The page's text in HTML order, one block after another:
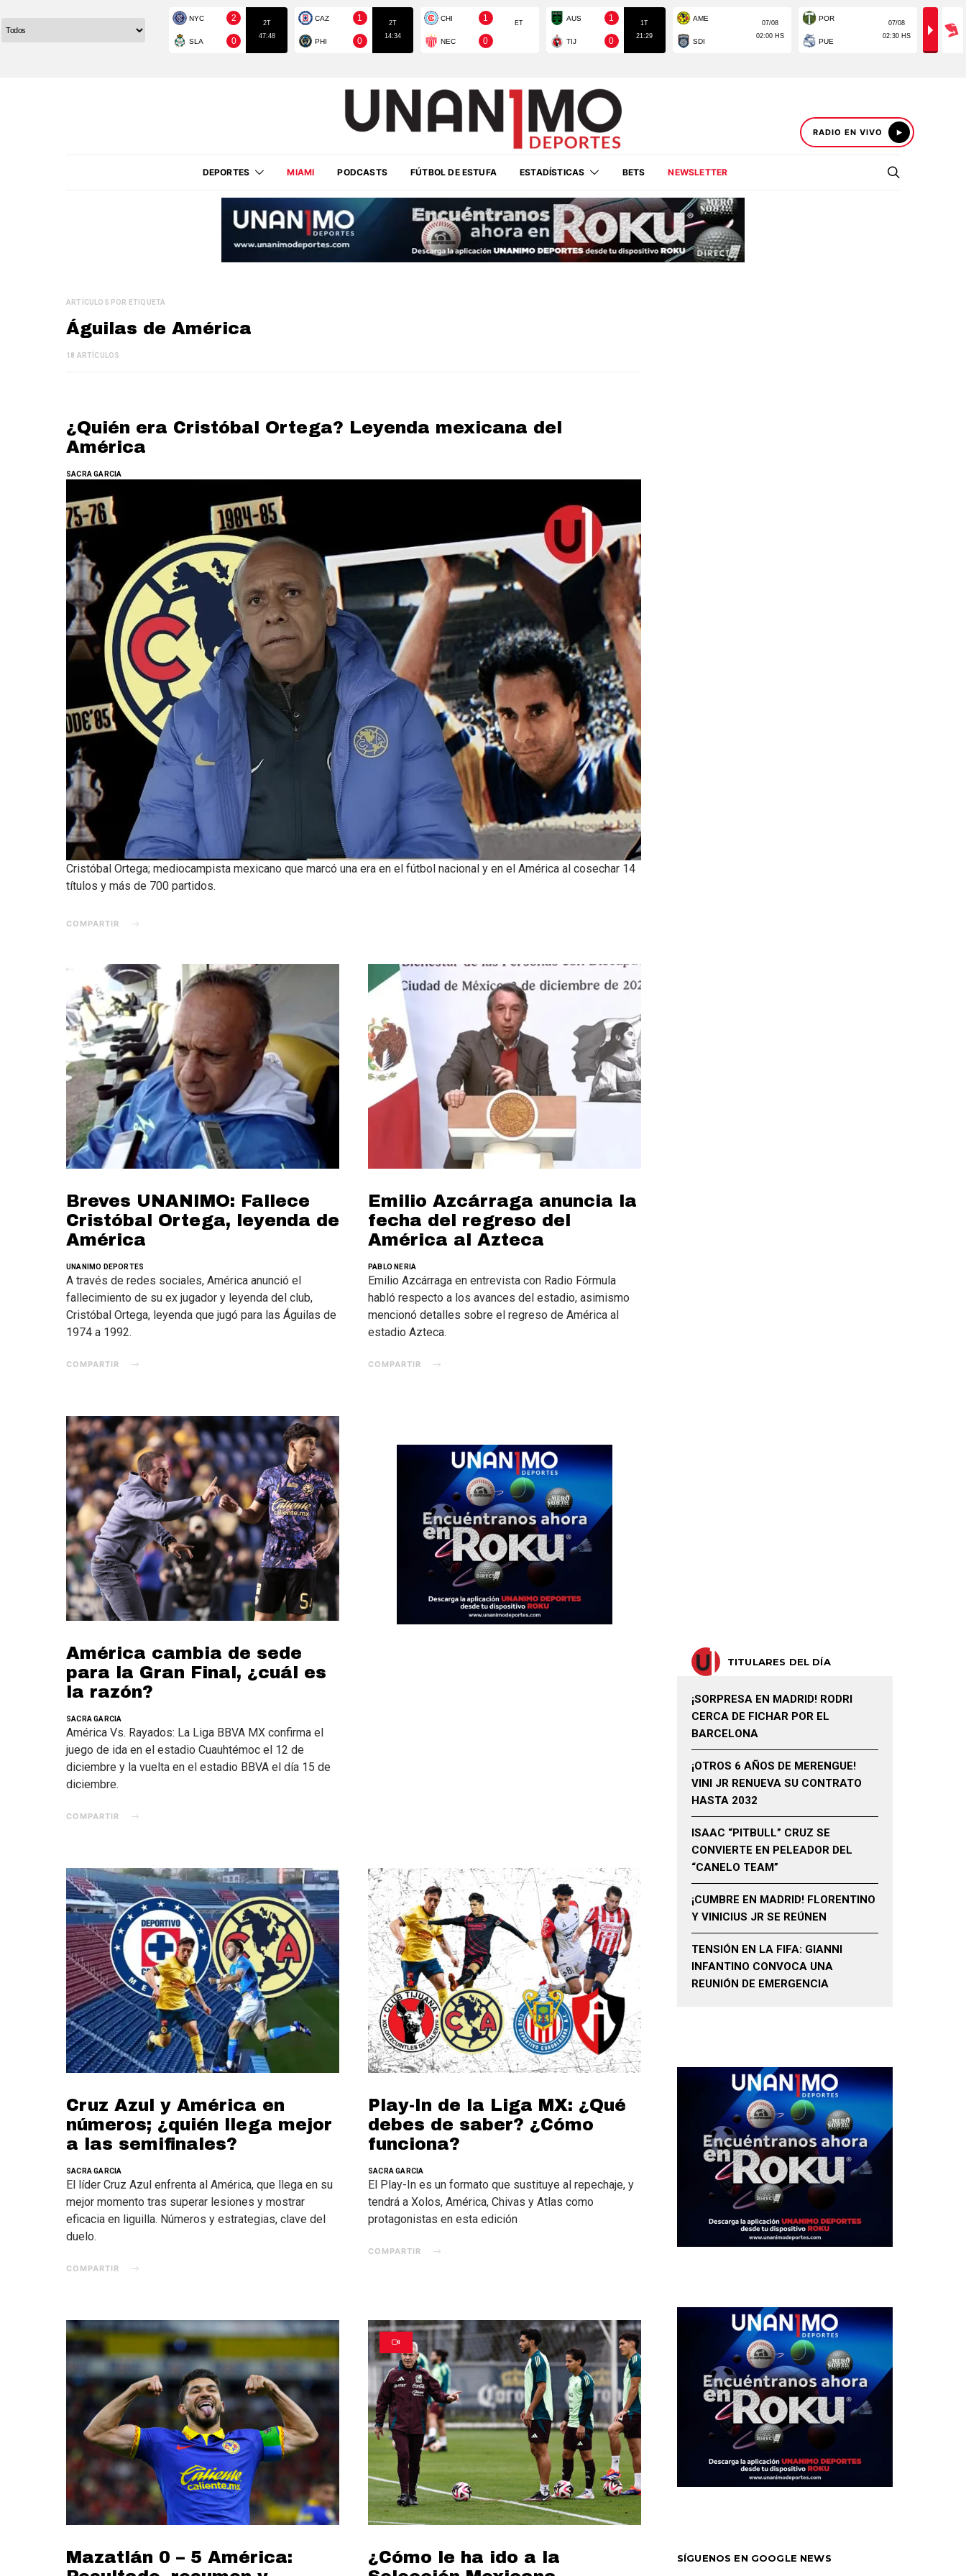
RADIO EN VIVO
DEPORTES MIAMI PODCASTS FÚTBOL DE ESTUFA ESTADÍSTICAS BETS NEWSLETTER
ARTÍCULOS POR ETIQUETA
Águilas de América
18 ARTÍCULOS
¿Quién era Cristóbal Ortega? Leyenda mexicana del
América
SACRA GARCIA
Cristóbal Ortega; mediocampista mexicano que marcó una era en el fútbol nacional y en el América al cosechar 14
títulos y más de 700 partidos.
COMPARTIR
Breves UNANIMO: Fallece
Cristóbal Ortega, leyenda de
América
UNANIMO DEPORTES
A través de redes sociales, América anunció el
fallecimiento de su ex jugador y leyenda del club,
Cristóbal Ortega, leyenda que jugó para las Águilas de
1974 a 1992.
COMPARTIR
Emilio Azcárraga anuncia la
fecha del regreso del
América al Azteca
PABLO NERIA
Emilio Azcárraga en entrevista con Radio Fórmula
habló respecto a los avances del estadio, asimismo
mencionó detalles sobre el regreso de América al
estadio Azteca.
COMPARTIR
América cambia de sede
para la Gran Final, ¿cuál es
la razón?
SACRA GARCIA
América Vs. Rayados: La Liga BBVA MX confirma el
juego de ida en el estadio Cuauhtémoc el 12 de
diciembre y la vuelta en el estadio BBVA el día 15 de
diciembre.
COMPARTIR
Cruz Azul y América en
números; ¿quién llega mejor
a las semifinales?
SACRA GARCIA
El líder Cruz Azul enfrenta al América, que llega en su
mejor momento tras superar lesiones y mostrar
eficacia en liguilla. Números y estrategias, clave del
duelo.
COMPARTIR
Play-In de la Liga MX: ¿Qué
debes de saber? ¿Cómo
funciona?
SACRA GARCIA
El Play-In es un formato que sustituye al repechaje, y
tendrá a Xolos, América, Chivas y Atlas como
protagonistas en esta edición
COMPARTIR
Mazatlán 0 – 5 América:
¿Cómo le ha ido a la
TITULARES DEL DÍA
¡SORPRESA EN MADRID! RODRI
CERCA DE FICHAR POR EL
BARCELONA
¡OTROS 6 AÑOS DE MERENGUE!
VINI JR RENUEVA SU CONTRATO
HASTA 2032
ISAAC “PITBULL” CRUZ SE
CONVIERTE EN PELEADOR DEL
“CANELO TEAM”
¡CUMBRE EN MADRID! FLORENTINO
Y VINICIUS JR SE REÚNEN
TENSIÓN EN LA FIFA: GIANNI
INFANTINO CONVOCA UNA
REUNIÓN DE EMERGENCIA
SÍGUENOS EN GOOGLE NEWS